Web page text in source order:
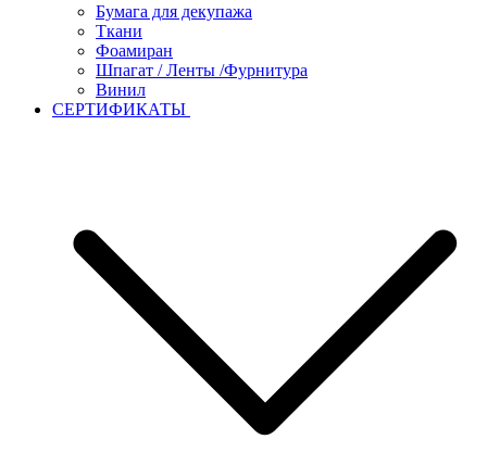
Бумага для декупажа
Ткани
Фоамиран
Шпагат / Ленты /Фурнитура
Винил
СЕРТИФИКАТЫ